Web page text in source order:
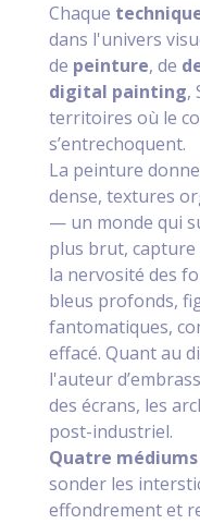
Chaque
dans l'univers
de peinture, de
digital painting,
territoires où le
s’entrechoquent.
La peinture
dense, textures
— un monde qui
plus brut, capture
la nervosité des
bleus profonds,
fantomatiques,
effacé. Quant au
l'auteur
des écrans, les
post-industriel.
Quatre médiums
sonder les
effondrement et